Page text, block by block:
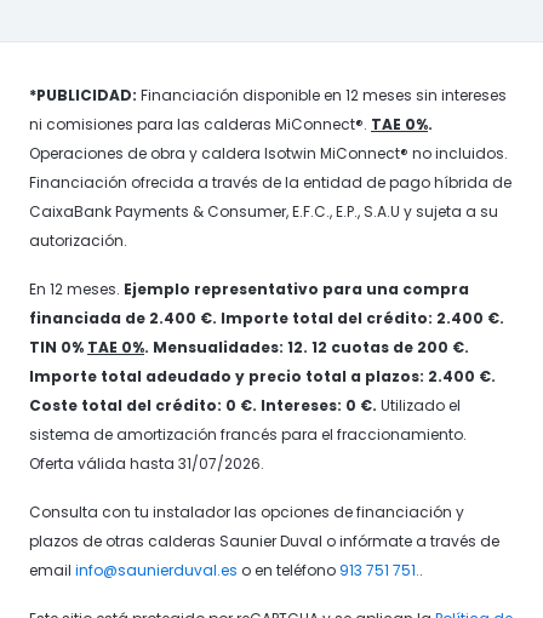
*PUBLICIDAD: Financiación disponible en 12 meses sin intereses
ni comisiones para las calderas MiConnect®. TAE 0%.
Operaciones de obra y caldera Isotwin MiConnect® no incluidos.
Financiación ofrecida a través de la entidad de pago híbrida de
CaixaBank Payments & Consumer, E.F.C., E.P., S.A.U y sujeta a su
autorización.
En 12 meses. Ejemplo representativo para una compra
financiada de 2.400 €. Importe total del crédito: 2.400 €.
TIN 0% TAE 0%. Mensualidades: 12. 12 cuotas de 200 €.
Importe total adeudado y precio total a plazos: 2.400 €.
Coste total del crédito: 0 €. Intereses: 0 €. Utilizado el
sistema de amortización francés para el fraccionamiento.
Oferta válida hasta 31/07/2026.
Consulta con tu instalador las opciones de financiación y
plazos de otras calderas Saunier Duval o infórmate a través de
email info@saunierduval.es o en teléfono 913 751 751..